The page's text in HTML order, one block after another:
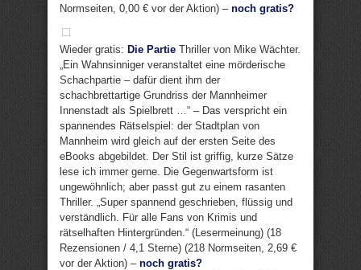
Normseiten, 0,00 € vor der Aktion) – noch gratis?
Wieder gratis: Die Partie Thriller von Mike Wächter.
„Ein Wahnsinniger veranstaltet eine mörderische
Schachpartie – dafür dient ihm der
schachbrettartige Grundriss der Mannheimer
Innenstadt als Spielbrett …“ – Das verspricht ein
spannendes Rätselspiel: der Stadtplan von
Mannheim wird gleich auf der ersten Seite des
eBooks abgebildet. Der Stil ist griffig, kurze Sätze
lese ich immer gerne. Die Gegenwartsform ist
ungewöhnlich; aber passt gut zu einem rasanten
Thriller. „Super spannend geschrieben, flüssig und
verständlich. Für alle Fans von Krimis und
rätselhaften Hintergründen.“ (Lesermeinung) (18
Rezensionen / 4,1 Sterne) (218 Normseiten, 2,69 €
vor der Aktion) – noch gratis?